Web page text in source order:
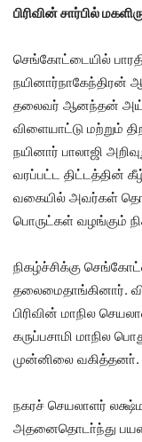
பிரிவின் சார்பில்
செங்கோட்டையில்
நயினார்நாகேந்திரன்
தலைவர் ஆனந்தன்
விளையாட்டு மற்றும்
நயினார் பாலாஜி
வரப்பட்ட திட்டத்தின்
வகையில் அவர்கள்
பொருட்கள் வழங்கும்
நிகழ்ச்சிக்கு
தலைமைதாங்கினார்.
பிரிவின் மாநில
கருப்பசாமி மாநில
முன்னிலை வகித்தனா்.
நகரச் செயலாளர்
அதனைதொடா்ந்து